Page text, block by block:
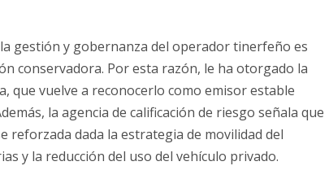
gestión y gobernanza del operador tinerfeño es
conservadora. Por esta razón, le ha otorgado la
que vuelve a reconocerlo como emisor estable
la agencia de calificación de riesgo señala que
reforzada dada la estrategia de movilidad del
y la reducción del uso del vehículo privado.